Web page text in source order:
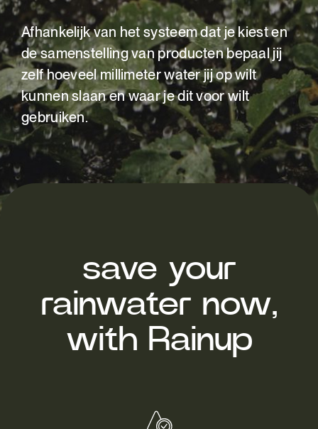
Afhankelijk van het systeem dat je kiest en
de samenstelling van producten bepaal jij
zelf hoeveel millimeter water jij op wilt
kunnen slaan en waar je dit voor wilt
gebruiken.
save your
rainwater now,
with Rainup